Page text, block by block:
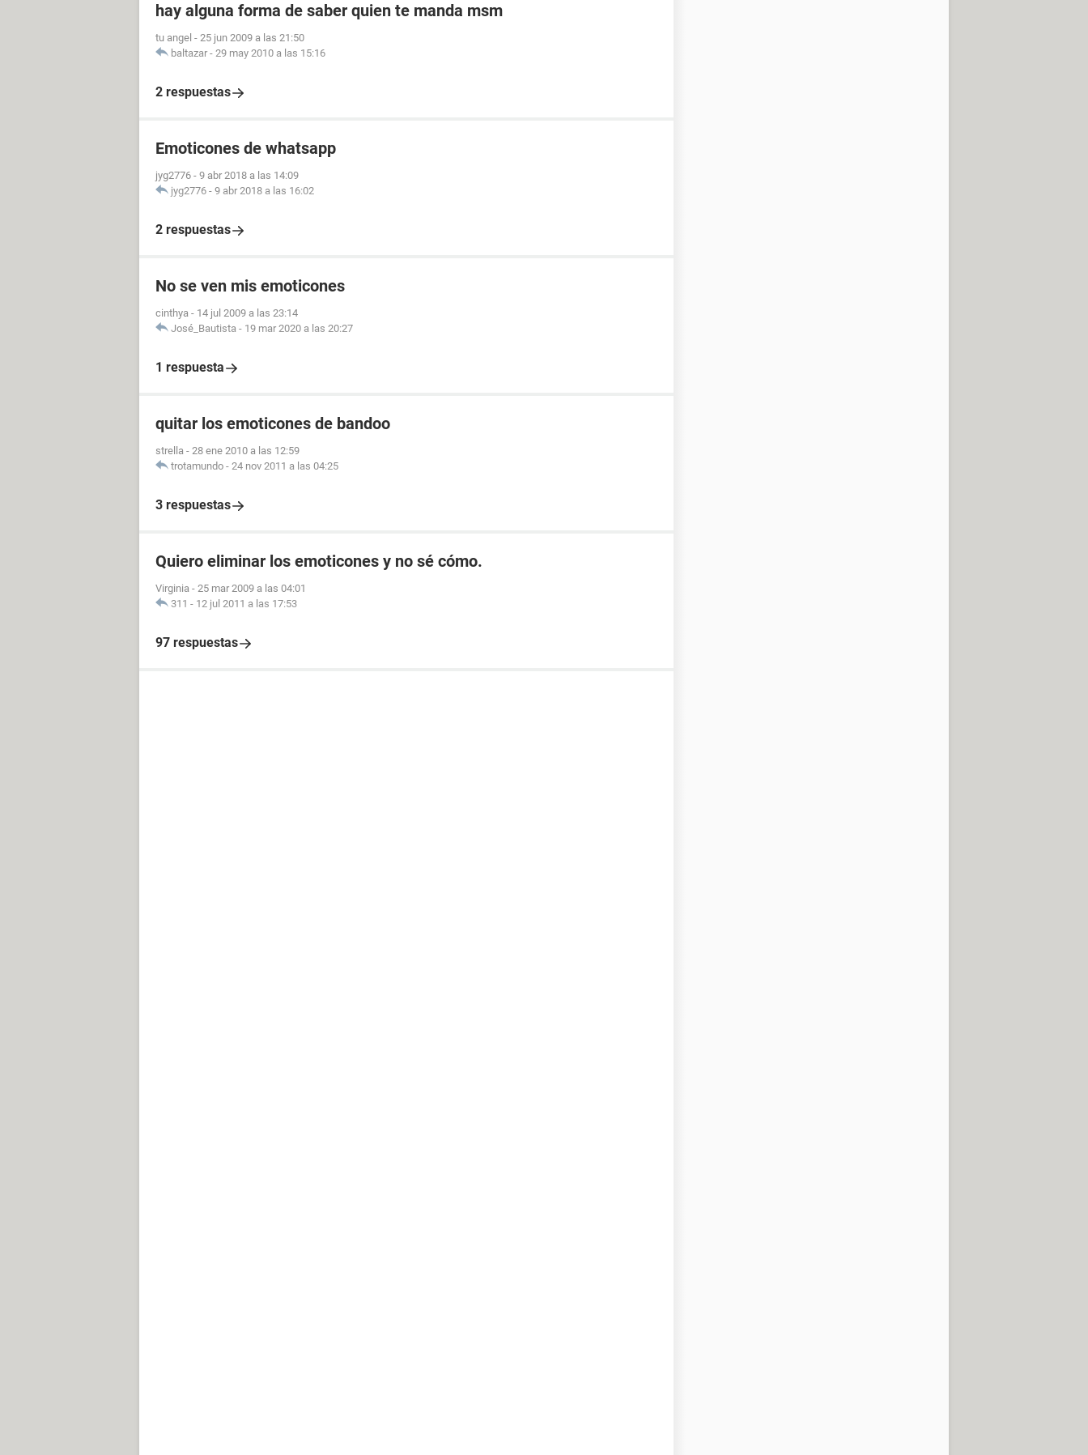
hay alguna forma de saber quien te manda msm
tu angel - 25 jun 2009 a las 21:50
baltazar - 29 may 2010 a las 15:16
2 respuestas
Emoticones de whatsapp
jyg2776 - 9 abr 2018 a las 14:09
jyg2776 - 9 abr 2018 a las 16:02
2 respuestas
No se ven mis emoticones
cinthya - 14 jul 2009 a las 23:14
José_Bautista - 19 mar 2020 a las 20:27
1 respuesta
quitar los emoticones de bandoo
strella - 28 ene 2010 a las 12:59
trotamundo - 24 nov 2011 a las 04:25
3 respuestas
Quiero eliminar los emoticones y no sé cómo.
Virginia - 25 mar 2009 a las 04:01
311 - 12 jul 2011 a las 17:53
97 respuestas